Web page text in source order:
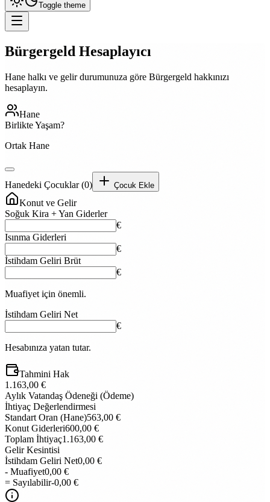
Toggle theme
Bürgergeld Hesaplayıcı
Hane halkı ve gelir durumunuza göre Bürgergeld hakkınızı
hesaplayın.
Hane
Birlikte Yaşam?
Ortak Hane
Hanedeki Çocuklar(0) Çocuk Ekle
Konut ve Gelir
Soğuk Kira + Yan Giderler
€
Isınma Giderleri
€
İstihdam Geliri Brüt
€
Muafiyet için önemli.
İstihdam Geliri Net
€
Hesabınıza yatan tutar.
Tahmini Hak
1.163,00 €
Aylık Vatandaş Ödeneği (Ödeme)
İhtiyaç Değerlendirmesi
Standart Oran (Hane)563,00 €
Konut Giderleri600,00 €
Toplam İhtiyaç1.163,00 €
Gelir Kesintisi
İstihdam Geliri Net0,00 €
- Muafiyet0,00 €
= Sayılabilir-0,00 €